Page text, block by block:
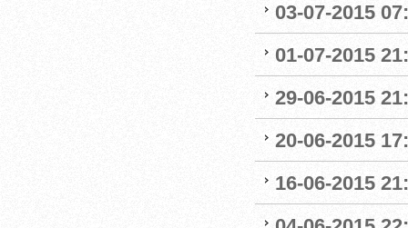
03-07-2015
01-07-2015
29-06-2015
20-06-2015
16-06-2015